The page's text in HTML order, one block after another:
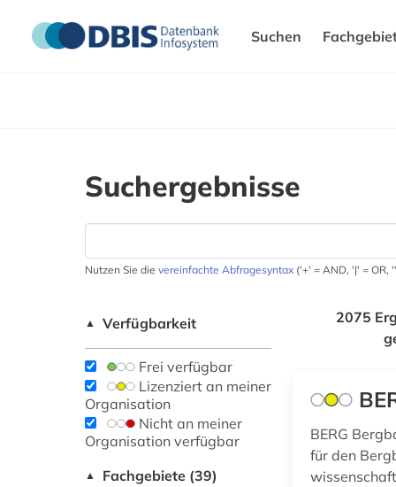
Suchen
Suchergebnisse
Nutzen Sie die vereinfachte Abfragesyntax ('+' = AND, '|' = OR,
▲ Verfügbarkeit
Frei verfügbar
Lizenziert an meiner
Organisation
Nicht an meiner
Organisation verfügbar
▲ Fachgebiete (39)
2075
BERG
für den